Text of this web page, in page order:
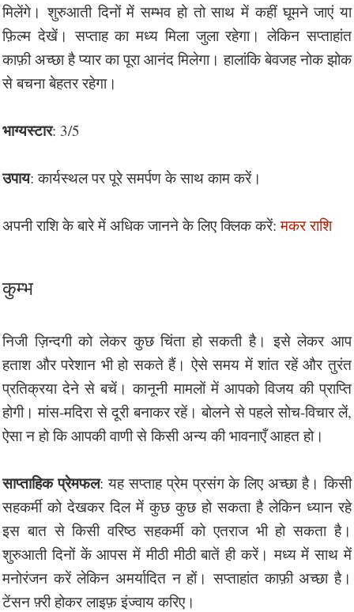
मिलेंगे। शुरुआती दिनों में सम्भव हो तो साथ में कहीं घूमने जाएं या
फ़िल्म देखें। सप्ताह का मध्य मिला जुला रहेगा। लेकिन सप्ताहांत
काफ़ी अच्छा है प्यार का पूरा आनंद मिलेगा। हालांकि बेवजह नोक झोक
से बचना बेहतर रहेगा।
भाग्यस्टार: 3/5
उपाय: कार्यस्थल पर पूरे समर्पण के साथ काम करें।
अपनी राशि के बारे में अधिक जानने के लिए क्लिक करें:मकर राशि
कुम्भ
निजी ज़िन्दगी को लेकर कुछ चिंता हो सकती है। इसे लेकर आप
हताश और परेशान भी हो सकते हैं। ऐसे समय में शांत रहें और तुरंत
प्रतिक्रया देने से बचें। कानूनी मामलों में आपको विजय की प्राप्ति
होगी। मांस-मदिरा से दूरी बनाकर रहें। बोलने से पहले सोच-विचार लें,
ऐसा न हो कि आपकी वाणी से किसी अन्य की भावनाएँ आहत हो।
साप्ताहिक प्रेमफल: यह सप्ताह प्रेम प्रसंग के लिए अच्छा है। किसी
सहकर्मी को देखकर दिल में कुछ कुछ हो सकता है लेकिन ध्यान रहे
इस बात से किसी वरिष्ठ सहकर्मी को एतराज भी हो सकता है।
शुरुआती दिनों कें आपस में मीठी मीठी बातें ही करें। मध्य में साथ में
मनोरंजन करें लेकिन अमर्यादित न हों। सप्ताहांत काफ़ी अच्छा है।
टेंसन फ़्री होकर लाइफ़ इंज्वाय करिए।